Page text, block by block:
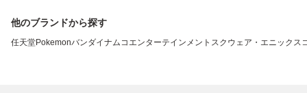
他のブランドから探す
任天堂Pokemonバンダイナムコエンターテインメント スクウェア・エニックス